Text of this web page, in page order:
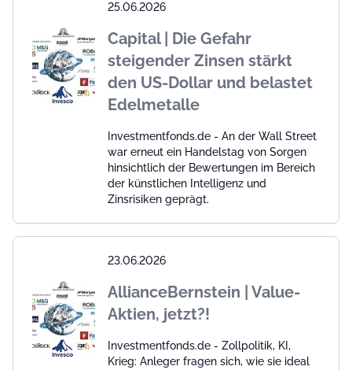
25.06.2026
Capital | Die Gefahr
steigender Zinsen stärkt
den US-Dollar und belastet
Edelmetalle
Investmentfonds.de - An der Wall Street
war erneut ein Handelstag von Sorgen
hinsichtlich der Bewertungen im Bereich
der künstlichen Intelligenz und
Zinsrisiken geprägt.
23.06.2026
AllianceBernstein | Value-
Aktien, jetzt?!
Investmentfonds.de - Zollpolitik, KI,
Krieg: Anleger fragen sich, wie sie ideal